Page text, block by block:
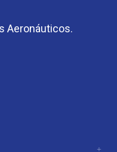
Aeronáuticos.